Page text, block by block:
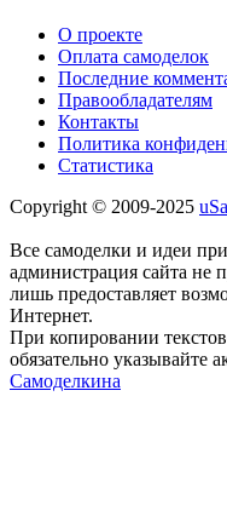
О проекте
Оплата самоделок
Последние
Правообладателям
Контакты
Политика
Статистика
Copyright © 2009-2025
Все самоделки и идеи
администрация сайта не
лишь предоставляет
Интернет.
При копировании
обязательно указывайте
Самоделкина